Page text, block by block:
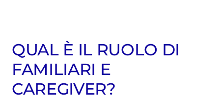
QUAL È IL RUOLO DI
FAMILIARI E
CAREGIVER?